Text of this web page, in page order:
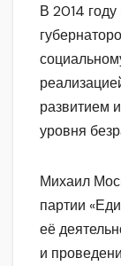
В 2014
развитием
уровня
Михаил
партии
её
и